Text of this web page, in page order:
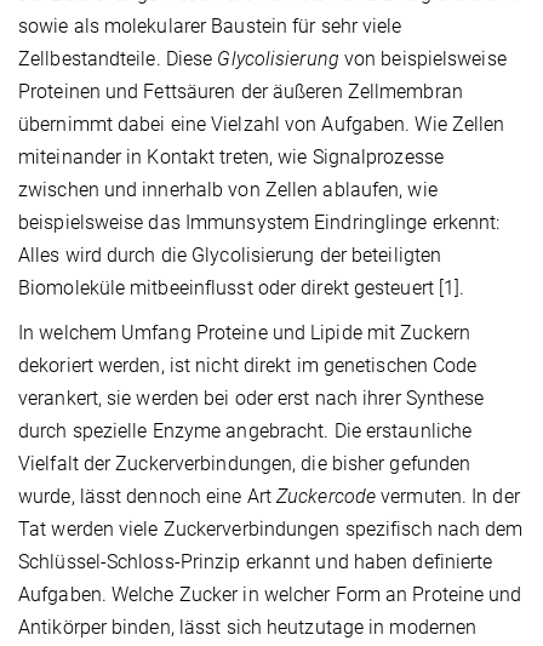
sowie als molekularer Baustein für sehr viele
Zellbestandteile. Diese Glycolisierung von beispielsweise
Proteinen und Fettsäuren der äußeren Zellmembran
übernimmt dabei eine Vielzahl von Aufgaben. Wie Zellen
miteinander in Kontakt treten, wie Signalprozesse
zwischen und innerhalb von Zellen ablaufen, wie
beispielsweise das Immunsystem Eindringlinge erkennt:
Alles wird durch die Glycolisierung der beteiligten
Biomoleküle mitbeeinflusst oder direkt gesteuert [1].
In welchem Umfang Proteine und Lipide mit Zuckern
dekoriert werden, ist nicht direkt im genetischen Code
verankert, sie werden bei oder erst nach ihrer Synthese
durch spezielle Enzyme angebracht. Die erstaunliche
Vielfalt der Zuckerverbindungen, die bisher gefunden
wurde, lässt dennoch eine ArtZuckercode vermuten. In der
Tat werden viele Zuckerverbindungen spezifisch nach dem
Schlüssel-Schloss-Prinzip erkannt und haben definierte
Aufgaben. Welche Zucker in welcher Form an Proteine und
Antikörper binden, lässt sich heutzutage in modernen